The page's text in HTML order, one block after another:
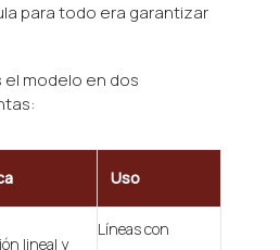
para todo era garantizar
modelo en dos
Uso
lineal y
Líneas con